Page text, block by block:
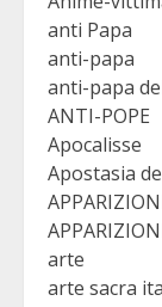
anti Papa
anti-papa
anti-papa
ANTI-POPE
Apocalisse
Apostasia
arte
arte sacra